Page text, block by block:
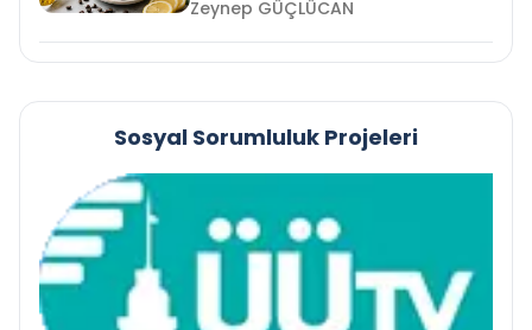
Zeynep GÜÇLÜCAN
Sosyal Sorumluluk Projeleri